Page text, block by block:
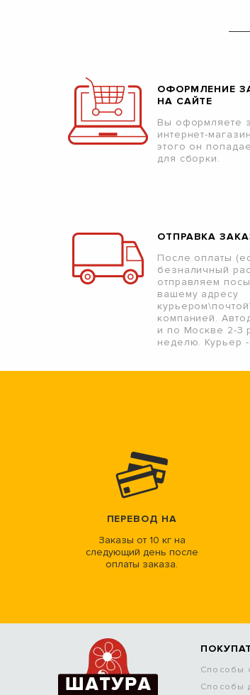
ОФОРМЛЕНИЕ
НА САЙТЕ
Вы оформляете
интернет-
этого он
для сборки.
ОТПРАВКА
После оплаты
безналичный
отправляем
вашему адресу
компанией.
и по Москве 2-3
неделю. Курьер
ПЕРЕВОД НА
Заказы от 10 кг на
следующий день после
оплаты заказа.
Способы
Способы